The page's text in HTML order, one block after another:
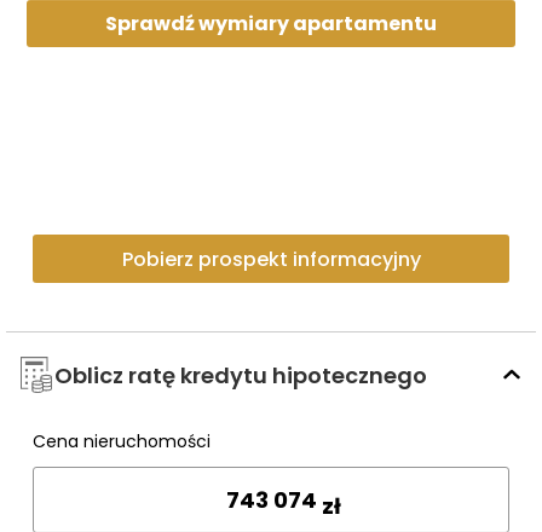
Sprawdź wymiaryapartamentu
Pobierz prospekt informacyjny
Oblicz ratę kredytu hipotecznego
Cena nieruchomości
Wpisz cenę
zł